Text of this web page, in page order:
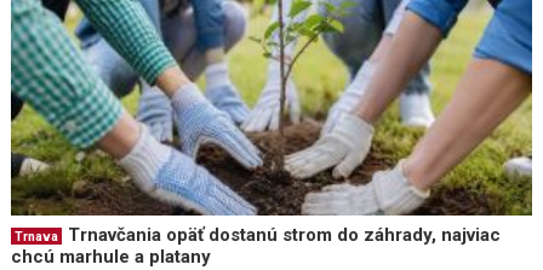
Trnava
Trnavčania opäť dostanú strom do záhrady, najviac
chcú marhule a platany